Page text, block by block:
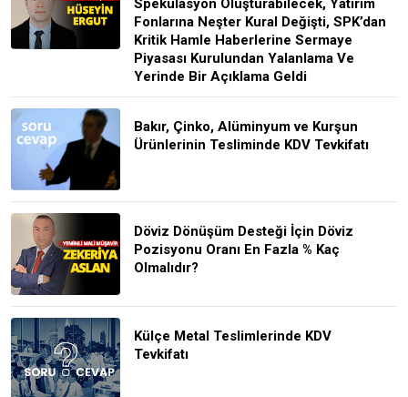
Fonlarına Neşter Kural Değişti, SPK’dan
Kritik Hamle Haberlerine Sermaye
Piyasası Kurulundan Yalanlama Ve
Yerinde Bir Açıklama Geldi
Bakır, Çinko, Alüminyum ve Kurşun
Ürünlerinin Tesliminde KDV Tevkifatı
Döviz Dönüşüm Desteği İçin Döviz
Pozisyonu Oranı En Fazla % Kaç
Olmalıdır?
Külçe Metal Teslimlerinde KDV
Tevkifatı